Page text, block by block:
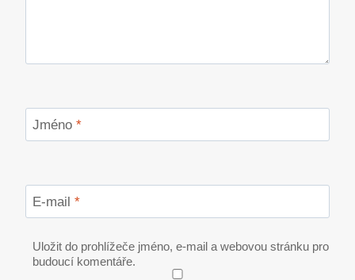
Jméno *
E-mail *
Uložit do prohlížeče jméno, e-mail a webovou stránku pro
budoucí komentáře.